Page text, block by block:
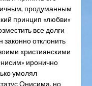
продуманным
принцип «любви»
все долги
отклонить
христианскими
иронично
умолял
Онисима, но